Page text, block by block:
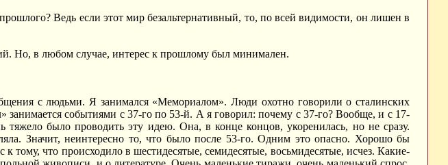
Ведь если этот мир безальтернативный, то, по всей видимости, он лишен в
Но, в любом случае, интерес к прошлому был минимален.
с людьми. Я занимался «Мемориалом». Люди охотно говорили о сталинских
занимается событиями с 37-го по 53-й. А я говорил: почему с 37-го? Вообще, и с 17-
было проводить эту идею. Она, в конце концов, укоренилась, но не сразу.
Значит, неинтересно то, что было после 53-го. Одним это опасно. Хорошо бы
к тому, что происходило в шестидесятые, семидесятые, восьмидесятые, исчез. Какие-